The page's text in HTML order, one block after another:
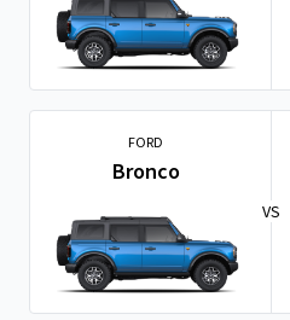
FORD
Bronco
VS